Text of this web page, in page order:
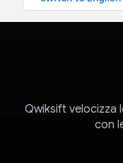
Qwiksift velocizza
con